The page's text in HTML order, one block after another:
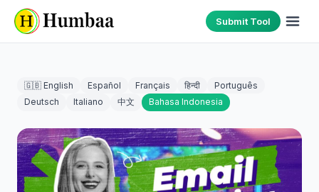
Submit Tool
🇬🇧 English Español Français हिन्दी
Português
Deutsch
Italiano 中文 Bahasa Indonesia